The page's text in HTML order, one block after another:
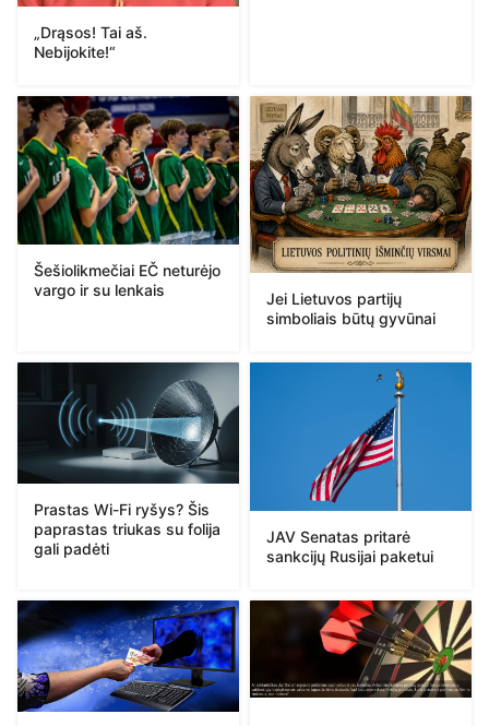
„Drąsos! Tai aš.
Nebijokite!“
Šešiolikmečiai EČ neturėjo
vargo ir su lenkais
Jei Lietuvos partijų
simboliais būtų gyvūnai
Prastas Wi-Fi ryšys? Šis
paprastas triukas su folija
gali padėti
JAV Senatas pritarė
sankcijų Rusijai paketui